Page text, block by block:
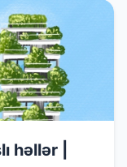
həllər |